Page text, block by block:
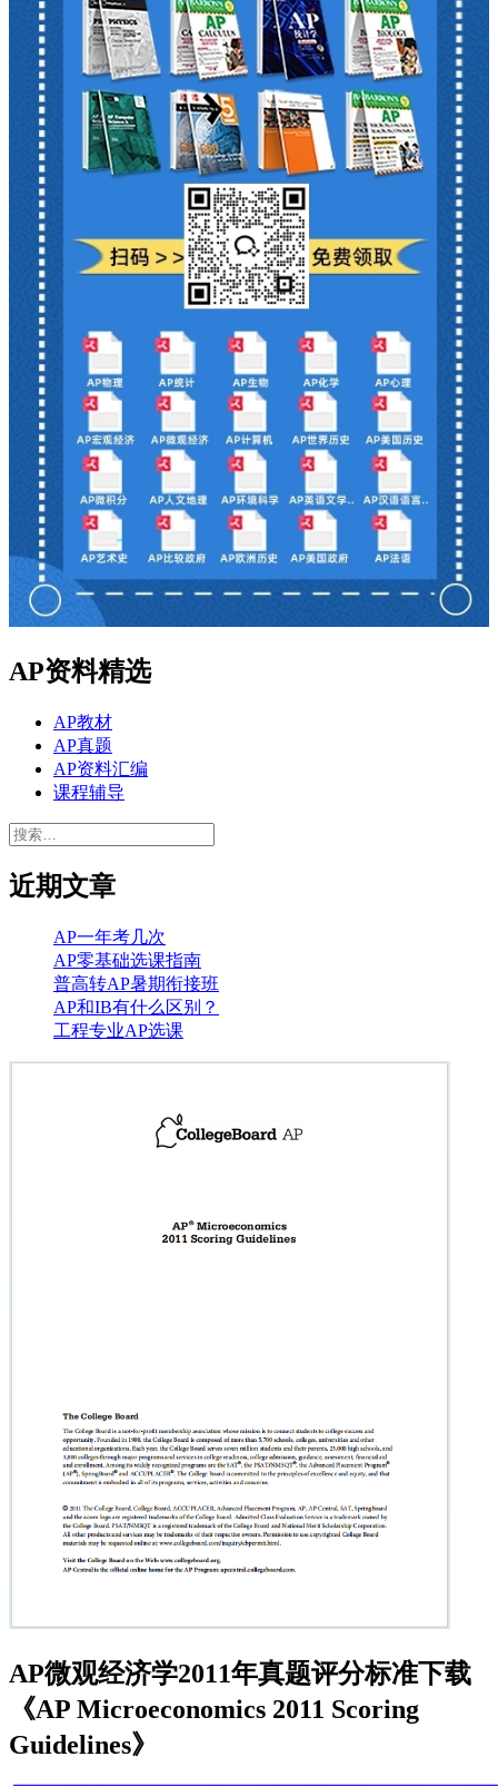
AP资料精选
AP教材
AP真题
AP资料汇编
课程辅导
搜
近期文章
AP一年考几次
AP零基础选课指南
普高转AP暑期衔接班
AP和IB有什么区别？
工程专业AP选课
AP微观经济学2011年真题评分标准下载
《AP Microeconomics 2011 Scoring
Guidelines》